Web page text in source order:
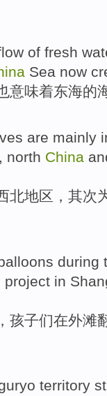
of fresh
Sea now
意味着东海的
are mainly
, north China
北地区 ， 其次
during
project in
孩子们在外滩
territory